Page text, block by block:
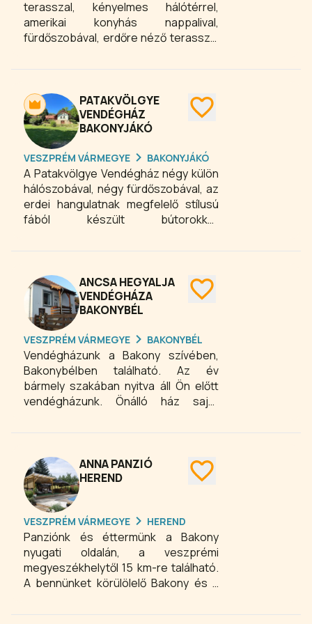
patak.
terasszal, kényelmes hálótérrel,
amerikai konyhás nappalival,
fürdőszobával, erdőre néző terasszal
privát lakosztály felszereltsége:
szekrények, fotel, franciaágy, finn
szauna és pezsgőfürdő. A ház
maximum 2 főre foglalható.
PATAKVÖLGYE
VENDÉGHÁZ
BAKONYJÁKÓ
VESZPRÉM VÁRMEGYE BAKONYJÁKÓ
A Patakvölgye Vendégház négy külön
hálószobával, négy fürdőszobával, az
erdei hangulatnak megfelelő stílusú
fából készült bútorokkal,
teasarokkal várja a vendégeket. A
panorámaszaunánk, amiben pihenve
gyönyörködhetünk az itt csörgedező
patak völgyében. A terasz továbbá
lehetőséget biztosít a kemence
kipróbálásához, helyet ad a közös
étkezéseknek és együttléteknek az
árnyas erdő lombjai alatt. A
napozóterasz a zöld wellness
élményét biztosítja nyugágyainkon.
ANCSA HEGYALJA
VENDÉGHÁZA
BAKONYBÉL
VESZPRÉM VÁRMEGYE BAKONYBÉL
Vendégházunk a Bakony szívében,
Bakonybélben található. Az év
bármely szakában nyitva áll Ön előtt
vendégházunk. Önálló ház saját
apartman található, melyek szükség
fő részére áll rendelkezésre hely, de
szükség esetén természetesen
pótágyakat is tudunk biztosítani.
Mindhárom apartman teljesen
bútorozott, színes TV, jól felszerelt
konyha, valamint zuhanyzós
fürdőszobával van ellátva.
ANNA PANZIÓ
HEREND
VESZPRÉM VÁRMEGYE HEREND
Panziónk és éttermünk a Bakony
nyugati oldalán, a veszprémi
megyeszékhelytől 15 km-re található.
A bennünket körülölelő Bakony és a
helyszínt kínál hosszabb-rövidebb